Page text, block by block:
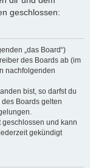
geschlossen:
„das Board“)
des Boards ab (im
nachfolgenden
bist, so darfst du
Boards gelten
geschlossen und kann
gekündigt